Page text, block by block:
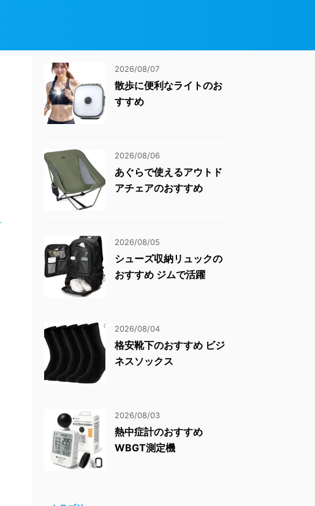
2026/08/07
散歩に便利なライトのお
すすめ
2026/08/06
あぐらで使えるアウトド
アチェアのおすすめ
2026/08/05
シューズ収納リュックの
おすすめ ジムで活躍
2026/08/04
格安靴下のおすすめ ビジ
ネスソックス
2026/08/03
熱中症計のおすすめ
WBGT測定機